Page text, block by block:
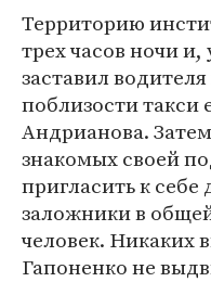
Территорию
трех часов ночи
заставил
поблизости такси
Андрианова.
знакомых своей
пригласить к
заложники в
человек. Никаких
Гапоненко не